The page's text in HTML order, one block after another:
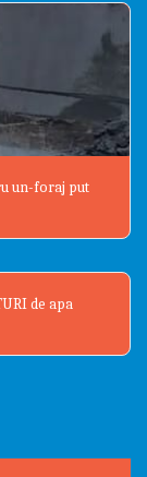
un-foraj put
de apa